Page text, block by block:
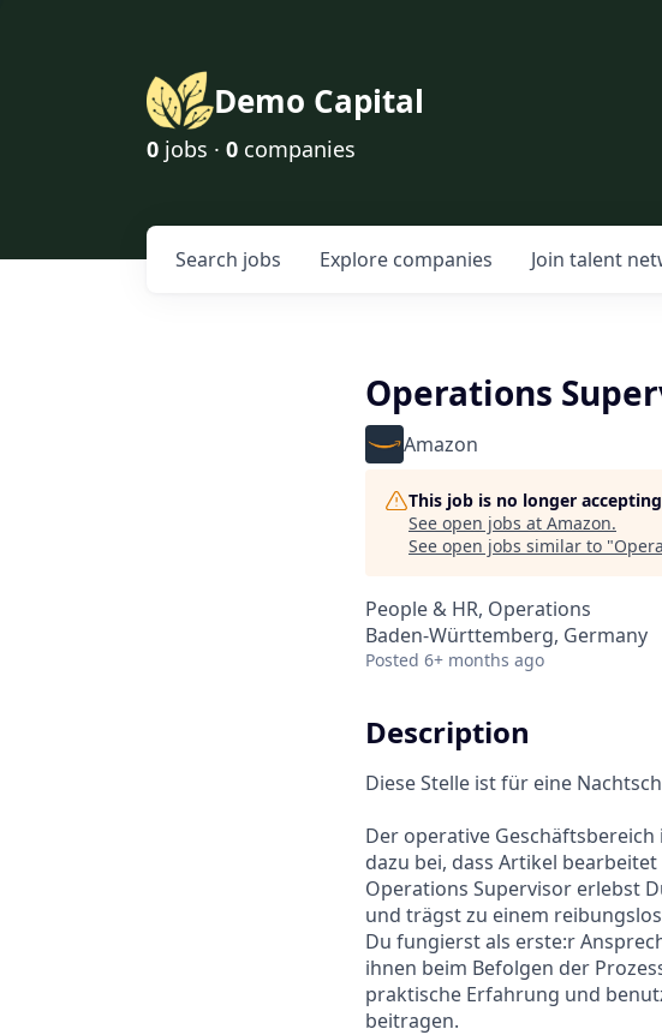
Demo Capital
0 jobs · 0 companies
Search jobs Explore companies Join talent
Operations
Amazon
This job is no longer
See open jobs at Amazon.
See open jobs similar to "
People & HR, Operations
Baden-Württemberg, Germany
Posted 6+ months ago
Description
Diese Stelle ist für eine
Der operative
dazu bei, dass Artikel
Operations Supervisor erlebst
und trägst zu einem
Du fungierst als erste:r
ihnen beim Befolgen der
praktische Erfahrung und
beitragen.